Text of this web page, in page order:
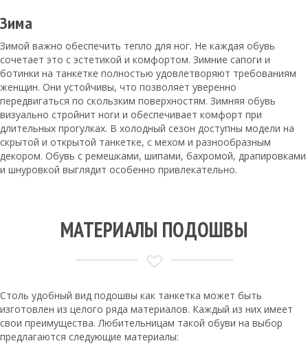
Зима
Зимой важно обеспечить тепло для ног. Не каждая обувь
сочетает это с эстетикой и комфортом. Зимние сапоги и
ботинки на танкетке полностью удовлетворяют требованиям
женщин. Они устойчивы, что позволяет уверенно
передвигаться по скользким поверхностям. Зимняя обувь
визуально стройнит ноги и обеспечивает комфорт при
длительных прогулках. В холодный сезон доступны модели на
скрытой и открытой танкетке, с мехом и разнообразным
декором. Обувь с ремешками, шипами, бахромой, драпировками
и шнуровкой выглядит особенно привлекательно.
МАТЕРИАЛЫ ПОДОШВЫ
Столь удобный вид подошвы как танкетка может быть
изготовлен из целого ряда материалов. Каждый из них имеет
свои преимущества. Любительницам такой обуви на выбор
предлагаются следующие материалы: